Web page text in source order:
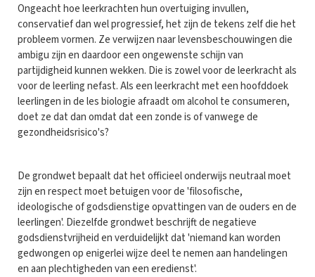
Ongeacht hoe leerkrachten hun overtuiging invullen,
conservatief dan wel progressief, het zijn de tekens zelf die het
probleem vormen. Ze verwijzen naar levensbeschouwingen die
ambigu zijn en daardoor een ongewenste schijn van
partijdigheid kunnen wekken. Die is zowel voor de leerkracht als
voor de leerling nefast. Als een leerkracht met een hoofddoek
leerlingen in de les biologie afraadt om alcohol te consumeren,
doet ze dat dan omdat dat een zonde is of vanwege de
gezondheidsrisico's?
De grondwet bepaalt dat het officieel onderwijs neutraal moet
zijn en respect moet betuigen voor de 'filosofische,
ideologische of godsdienstige opvattingen van de ouders en de
leerlingen'. Diezelfde grondwet beschrijft de negatieve
godsdienstvrijheid en verduidelijkt dat 'niemand kan worden
gedwongen op enigerlei wijze deel te nemen aan handelingen
en aan plechtigheden van een eredienst'.